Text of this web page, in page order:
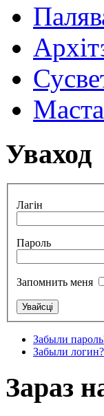
Уваход
Лагін
Пароль
Запомнить меня
Забыли
Забыли логин?
Зараз